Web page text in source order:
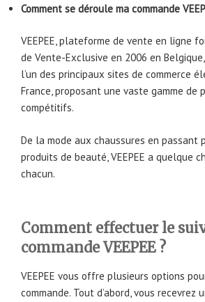
Comment se déroule ma commande
VEEPEE, plateforme de vente en ligne
de Vente-Exclusive en 2006 en
l’un des principaux sites de commerce
France, proposant une vaste gamme de
compétitifs.
De la mode aux chaussures en passant
produits de beauté, VEEPEE a quelque
chacun.
Comment effectuer le
commande VEEPEE ?
VEEPEE vous offre plusieurs options
commande. Tout d’abord, vous recevrez